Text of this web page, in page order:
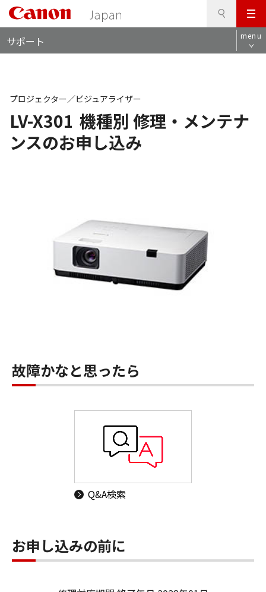
メ
ニ
ュ
サポート menu
LV-X301 機種別 修理・メンテナ
ンスのお申し込み
プロジェクター／ビジュアライザー
故障かなと思ったら
Q&A検索
お申し込みの前に